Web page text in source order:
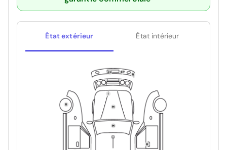
État extérieur État intérieur